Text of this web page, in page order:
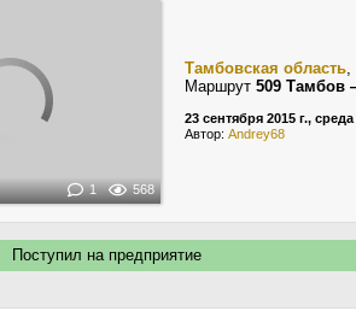
1 568
Тамбовская область,
Маршрут 509 Тамбов
23 сентября 2015 г., среда
Автор: Andrey68
Поступил на предприятие